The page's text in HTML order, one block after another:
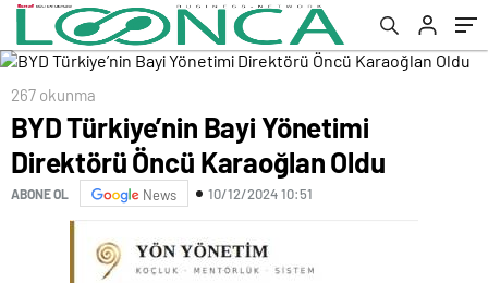
267 okunma
BYD Türkiye’nin Bayi Yönetimi
Direktörü Öncü Karaoğlan Oldu
ABONE OL News 10/12/2024 10:51